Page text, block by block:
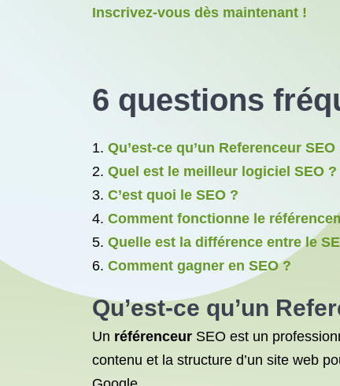
Inscrivez-vous dès maintenant !
6 questions
Qu’est-ce qu’un Referenceur SEO
Quel est le meilleur logiciel SEO ?
C’est quoi le SEO ?
Comment fonctionne le
Quelle est la différence entre le
Comment gagner en SEO ?
Qu’est-ce qu’un
Un référenceur SEO est un
contenu et la structure d’un site web